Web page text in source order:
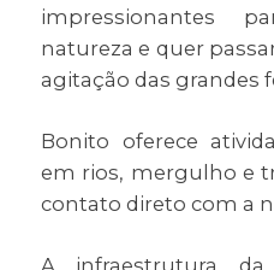
impressionantes
natureza e quer
agitação das grandes
Bonito oferece
em rios, mergulho e
contato direto com a